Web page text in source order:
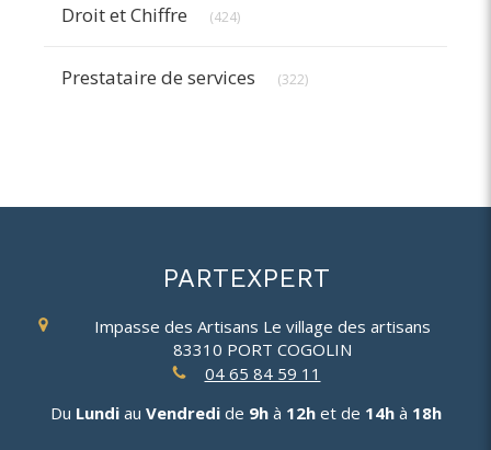
Droit et Chiffre (424)
Prestataire de services (322)
PARTEXPERT
Impasse des Artisans Le village des artisans
83310 PORT COGOLIN
04 65 84 59 11
Du Lundiau Vendredide 9hà 12het de 14hà 18h